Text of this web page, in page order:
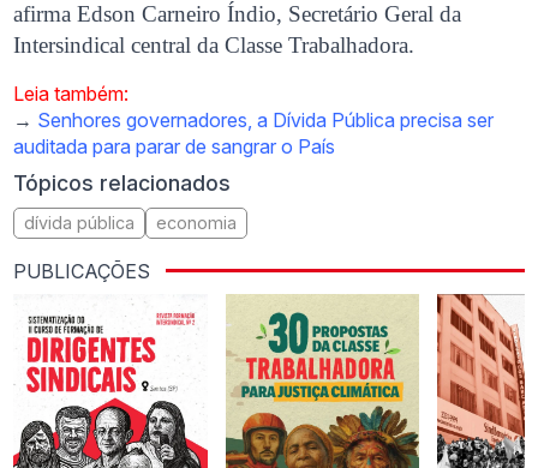
afirma Edson Carneiro Índio, Secretário Geral da
Intersindical central da Classe Trabalhadora.
Leia também:
→ Senhores governadores, a Dívida Pública precisa ser
auditada para parar de sangrar o País
Tópicos relacionados
dívida pública economia
PUBLICAÇÕES